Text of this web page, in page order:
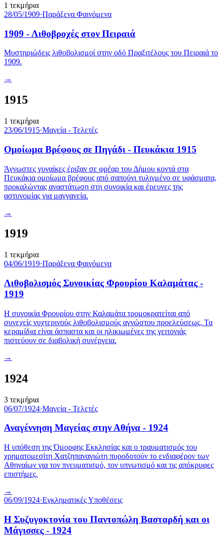
1 τεκμήρια
28/05/1909·Παράξενα Φαινόμενα
1909 - Λιθοβροχές στον Πειραιά
Μυστηριώδεις λιθοβολισμοί στην οδό Πραξιτέλους του Πειραιά το
1909.
→
1915
1 τεκμήρια
23/06/1915·Μαγεία - Τελετές
Ομοίωμα Βρέφους σε Πηγάδι - Πευκάκια 1915
Άγνωστες γυναίκες έριξαν σε φρέαρ του Δήμου κοντά στα
Πευκάκια ομοίωμα βρέφους από σαπούνι τυλιγμένο σε υφάσματα,
προκαλώντας αναστάτωση στη συνοικία και έρευνες της
αστυνομίας για μαγγανεία.
→
1919
1 τεκμήρια
04/06/1919·Παράξενα Φαινόμενα
Λιθοβολισμός Συνοικίας Φρουρίου Καλαμάτας -
1919
Η συνοικία Φρουρίου στην Καλαμάτα τρομοκρατείται από
συνεχείς νυχτερινούς λιθοβολισμούς αγνώστου προελεύσεως. Τα
κεραμίδια είναι άσπαστα και οι ηλικιωμένες της γειτονιάς
πιστεύουν σε διαβολική συνέργεια.
→
1924
3 τεκμήρια
06/07/1924·Μαγεία - Τελετές
Αναγέννηση Μαγείας στην Αθήνα - 1924
Η υπόθεση της Όμορφης Εκκλησίας και ο τραυματισμός του
χρηματομεσίτη Χατζηπαναγιώτη πυροδοτούν το ενδιαφέρον των
Αθηναίων για τον πνευματισμό, τον υπνωτισμό και τις απόκρυφες
επιστήμες.
→
06/09/1924·Εγκληματικές Υποθέσεις
Η Συζυγοκτονία του Παντοπώλη Βασταρδή και οι
Μάγισσες - 1924